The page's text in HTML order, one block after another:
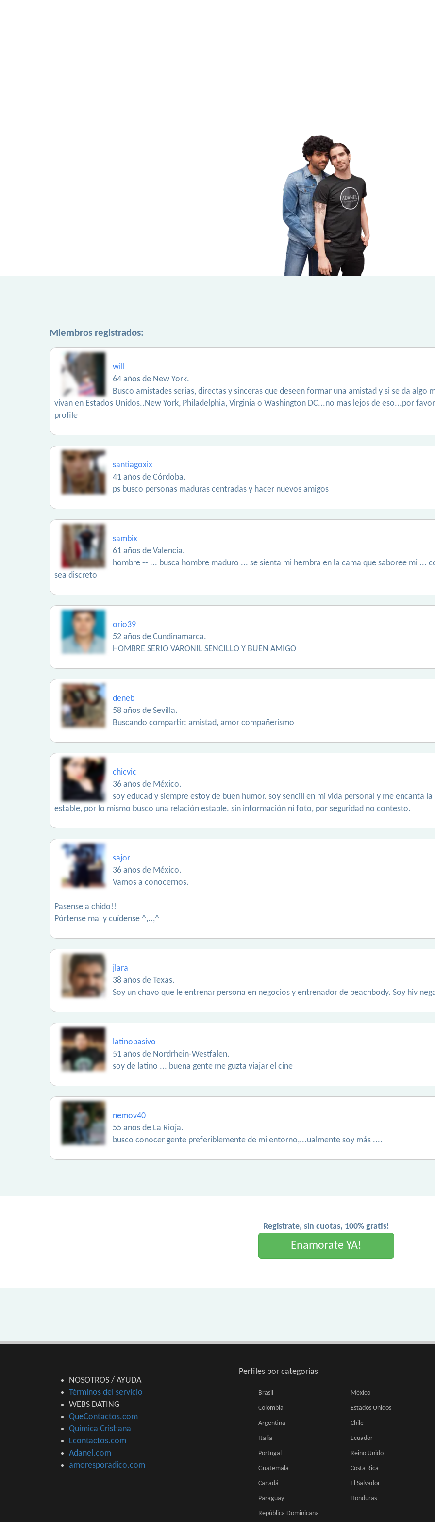
Miembros registrados:
will
64 años de New York.
Busco amistades serias, directas y sinceras que deseen formar una amistad y si se da algo
vivan en Estados Unidos..New York, Philadelphia, Virginia o Washington DC...no mas lejos de eso...por
profile
santiagoxix
41 años de Córdoba.
ps busco personas maduras centradas y hacer nuevos amigos
sambix
61 años de Valencia.
hombre -- ... busca hombre maduro ... se sienta mi hembra en la cama que saboree mi ...
sea discreto
orio39
52 años de Cundinamarca.
HOMBRE SERIO VARONIL SENCILLO Y BUEN AMIGO
deneb
58 años de Sevilla.
Buscando compartir: amistad, amor compañerismo
chicvic
36 años de México.
soy educad y siempre estoy de buen humor. soy sencill en mi vida personal y me encanta
estable, por lo mismo busco una relación estable. sin información ni foto, por seguridad no contesto.
sajor
36 años de México.
Vamos a conocernos.
Pasensela chido!!
Pórtense mal y cuídense ^,..,^
jlara
38 años de Texas.
Soy un chavo que le entrenar persona en negocios y entrenador de beachbody. Soy hiv
latinopasivo
51 años de Nordrhein-Westfalen.
soy de latino ... buena gente me guzta viajar el cine
nemov40
55 años de La Rioja.
busco conocer gente preferiblemente de mi entorno,...ualmente soy más ....
Registrate, sin cuotas, 100% gratis!
Enamorate YA!
NOSOTROS / AYUDA
Términos del servicio
WEBS DATING
QueContactos.com
Quimica Cristiana
Lcontactos.com
Adanel.com
amoresporadico.com
Perfiles por categorias
Brasil México
Colombia Estados Unidos
Argentina Chile
Italia Ecuador
Portugal Reino Unido
Guatemala Costa Rica
Canadá El Salvador
Paraguay Honduras
República Dominicana